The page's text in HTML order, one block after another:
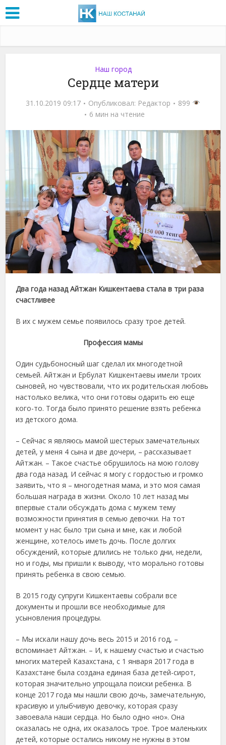
Наш город
Сердце матери
31.10.2019 09:17 Опубликовал: Редактор
899
6 мин на чтение
Два года назад Айтжан Кишкентаева стала в три раза
счастливее
В их с мужем семье появилось сразу трое детей.
Профессия мамы
Один судьбоносный шаг сделал их многодетной
семьей. Айтжан и Ербулат Кишкентаевы имели троих
сыновей, но чувствовали, что их родительская любовь
настолько велика, что они готовы одарить ею еще
кого-то. Тогда было принято решение взять ребенка
из детского дома.
– Сейчас я являюсь мамой шестерых замечательных
детей, у меня 4 сына и две дочери, – рассказывает
Айтжан. – Такое счастье обрушилось на мою голову
два года назад. И сейчас я могу с гордостью и громко
заявить, что я – многодетная мама, и это моя самая
большая награда в жизни. Около 10 лет назад мы
впервые стали обсуждать дома с мужем тему
возможности принятия в семью девочки. На тот
момент у нас было три сына и мне, как и любой
женщине, хотелось иметь дочь. После долгих
обсуждений, которые длились не только дни, недели,
но и годы, мы пришли к выводу, что морально готовы
принять ребенка в свою семью.
В 2015 году супруги Кишкентаевы собрали все
документы и прошли все необходимые для
усыновления процедуры.
– Мы искали нашу дочь весь 2015 и 2016 год, –
вспоминает Айтжан. – И, к нашему счастью и счастью
многих матерей Казахстана, с 1 января 2017 года в
Казахстане была создана единая база детей-сирот,
которая значительно упрощала поиски ребенка. В
конце 2017 года мы нашли свою дочь, замечательную,
красивую и улыбчивую девочку, которая сразу
завоевала наши сердца. Но было одно «но». Она
оказалась не одна, их оказалось трое. Трое маленьких
детей, которые остались никому не нужны в этом